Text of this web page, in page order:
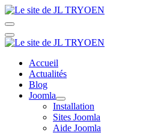
Accueil
Actualités
Blog
Joomla
Installation
Sites Joomla
Aide Joomla